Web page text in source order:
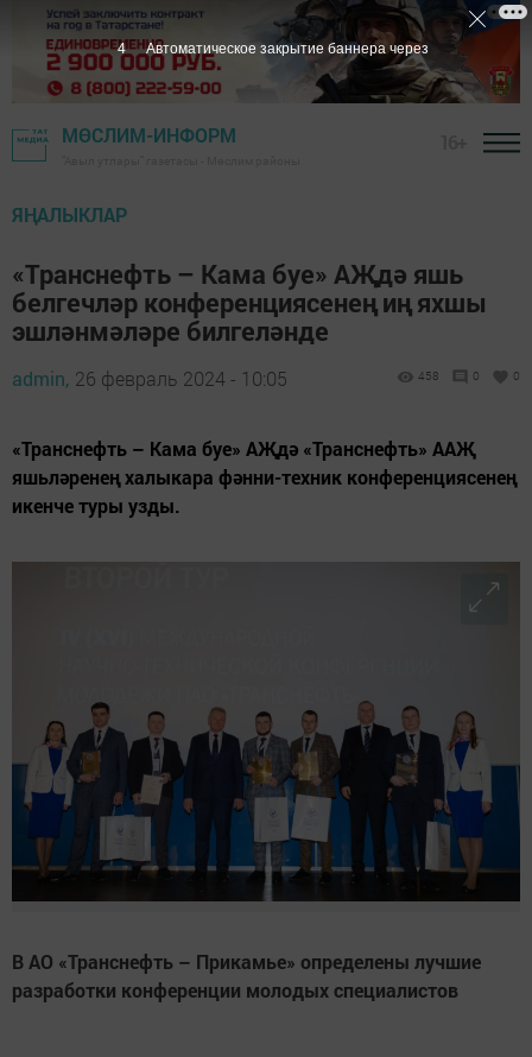
МӨСЛИМ-ИНФОРМ
ЯҢАЛЫКЛАР
«Транснефть – Кама буе» АҖдә яшь
белгечләр конференциясенең иң яхшы
эшләнмәләре билгеләнде
admin, 26 февраль 2024 - 10:05 458 0 0
«Транснефть – Кама буе» АҖдә «Транснефть» ААҖ
яшьләренең халыкара фәнни-техник конференциясенең
икенче туры узды.
В АО «Транснефть – Прикамье» определены лучшие
разработки конференции молодых специалистов
3 Автоматическое закрытие баннера через